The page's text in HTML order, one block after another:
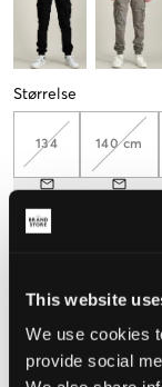
This website
We use cookies
provide social
Størrelse
134 140 cm
170 cm
Liten